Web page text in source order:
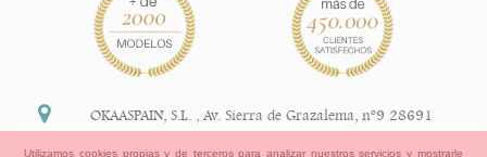
OKAASPAIN, S.L. ,Av. Sierra de Grazalema, nº9 28691
Utilizamos cookies propias y de terceros para analizar nuestros servicios y mostrarle